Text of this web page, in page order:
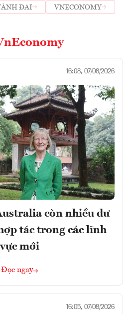
ĐAI VNECONOMY
16:08, 07/08/2026
còn nhiều dư
tác trong các lĩnh
vực mới
Đọc ngay
16:05, 07/08/2026